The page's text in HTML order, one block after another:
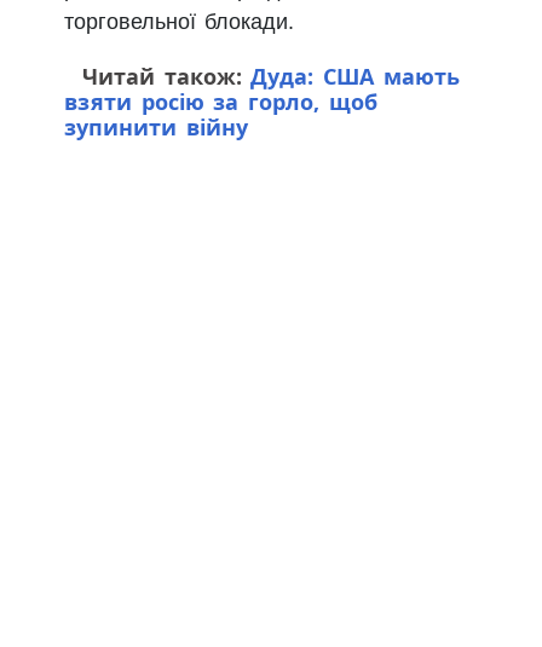
торговельної блокади.
Читай також:Дуда: США мають
взяти росію за горло, щоб
зупинити війну